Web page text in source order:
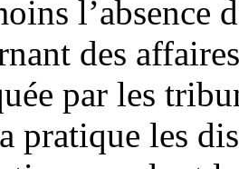
l’absence
des
par les
pratique les